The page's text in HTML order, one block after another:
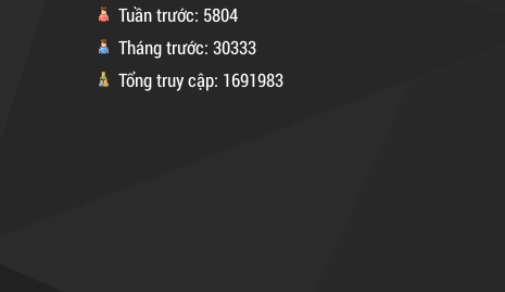
Tuần trước: 5804
Tháng trước: 30333
Tổng truy cập: 1691983